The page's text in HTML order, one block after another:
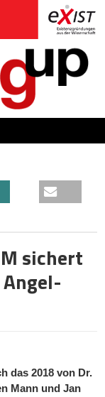
sichert
das 2018 von Dr.
Mann und Jan